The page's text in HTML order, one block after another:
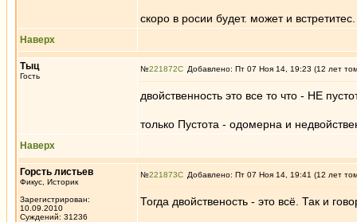
скоро в росии будет. может и встретитес.
Наверх
Тыц
Гость
№221872 Добавлено: Пт 07 Ноя 14, 19:23 (12 лет
двойственность это все то что - НЕ
только Пустота - одомерна и
Наверх
Горсть листьев
Фикус, Историк
Зарегистрирован:
10.09.2010
Суждений: 31236
№221873 Добавлено: Пт 07 Ноя 14, 19:41 (12 лет
Тогда двойственость - это всё. Так и